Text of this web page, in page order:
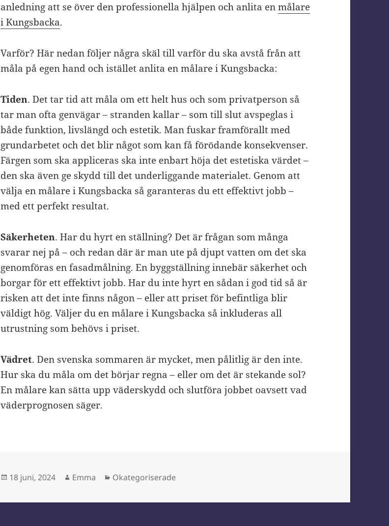
anledning att se över den professionella hjälpen och anlita enmålare
i Kungsbacka.
Varför? Här nedan följer några skäl till varför du ska avstå från att
måla på egen hand och istället anlita en målare i Kungsbacka:
Tiden. Det tar tid att måla om ett helt hus och som privatperson så
tar man ofta genvägar – stranden kallar – som till slut avspeglas i
både funktion, livslängd och estetik. Man fuskar framförallt med
grundarbetet och det blir något som kan få förödande konsekvenser.
Färgen som ska appliceras ska inte enbart höja det estetiska värdet –
den ska även ge skydd till det underliggande materialet. Genom att
välja en målare i Kungsbacka så garanteras du ett effektivt jobb –
med ett perfekt resultat.
Säkerheten. Har du hyrt en ställning? Det är frågan som många
svarar nej på – och redan där är man ute på djupt vatten om det ska
genomföras en fasadmålning. En byggställning innebär säkerhet och
borgar för ett effektivt jobb. Har du inte hyrt en sådan i god tid så är
risken att det inte finns någon – eller att priset för befintliga blir
väldigt hög. Väljer du en målare i Kungsbacka så inkluderas all
utrustning som behövs i priset.
Vädret. Den svenska sommaren är mycket, men pålitlig är den inte.
Hur ska du måla om det börjar regna – eller om det är stekande sol?
En målare kan sätta upp väderskydd och slutföra jobbet oavsett vad
väderprognosen säger.
Postat
18 juni, 2024 Författare
Emma Kategorier
Okategoriserade